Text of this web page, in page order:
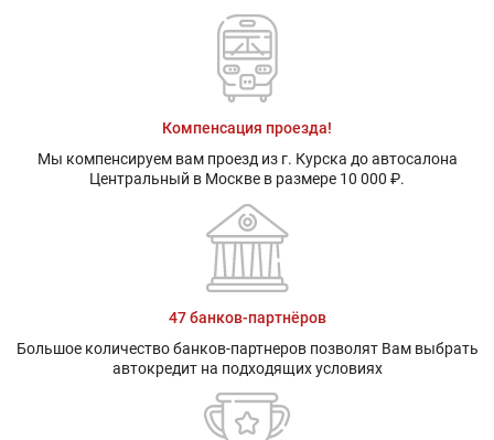
Компенсация проезда!
Мы компенсируем вам проезд из г. Курска до автосалона
Центральный в Москве в размере 10 000 ₽.
47 банков-партнёров
Большое количество банков-партнеров позволят Вам выбрать
автокредит на подходящих условиях